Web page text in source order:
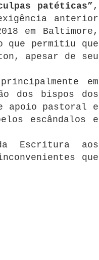
patéticas” ,
anterior
em Baltimore,
que permitiu que
apesar de seu
em
dos bispos dos
apoio pastoral e
escândalos e
Escritura aos
que